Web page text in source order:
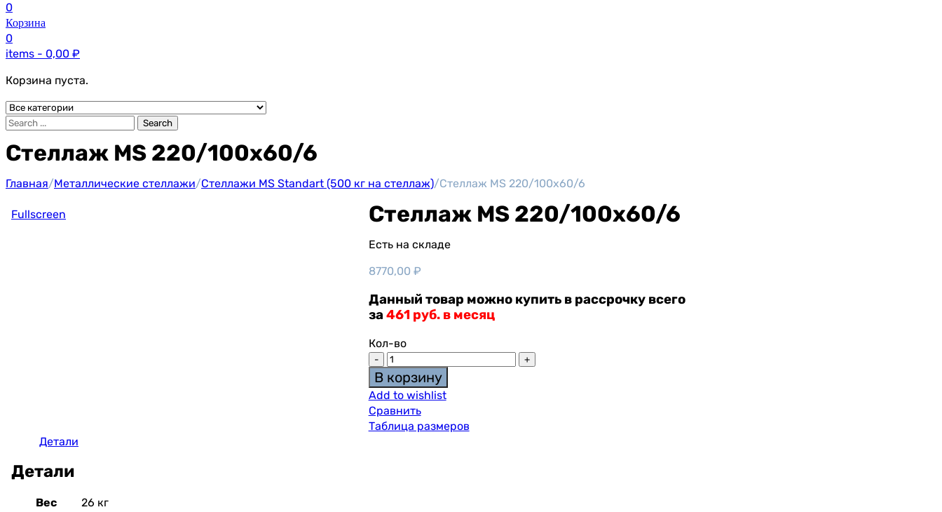
0
Корзина
0
items - 0,00 ₽
Корзина пуста.
Search
Стеллаж MS 220/100х60/6
Главная/Металлические стеллажи/Стеллажи MS Standart (500 кг на стеллаж)/Стеллаж MS 220/100х60/6
Fullscreen Стеллаж MS 220/100х60/6
Есть на складе
8770,00 ₽
Данный товар можно купить в рассрочку всего
за 461 руб. в месяц
Кол-во
В корзину
Add to wishlist
Сравнить
Таблица размеров
Детали
Детали
Вес
26 кг